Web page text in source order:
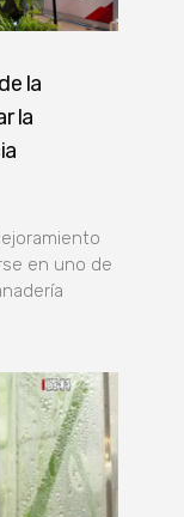
la
la
en uno de